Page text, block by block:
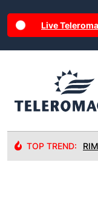
Live
TOP TREND: